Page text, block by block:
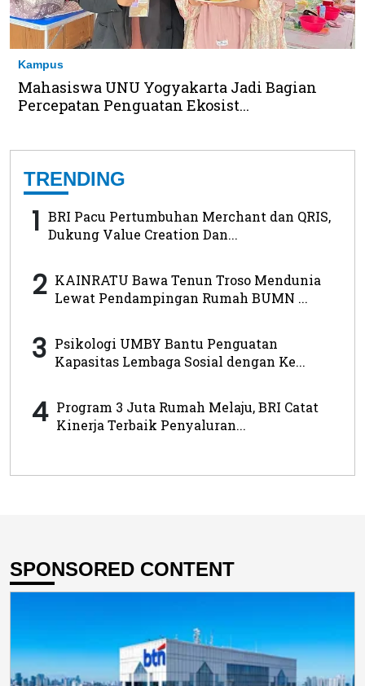
Kampus
Mahasiswa UNU Yogyakarta Jadi Bagian
Percepatan Penguatan Ekosist...
TRENDING
1 BRI Pacu Pertumbuhan Merchant dan QRIS,
Dukung Value Creation Dan...
2 KAINRATU Bawa Tenun Troso Mendunia
Lewat Pendampingan Rumah BUMN ...
3 Psikologi UMBY Bantu Penguatan
Kapasitas Lembaga Sosial dengan Ke...
4 Program 3 Juta Rumah Melaju, BRI Catat
Kinerja Terbaik Penyaluran...
SPONSORED CONTENT